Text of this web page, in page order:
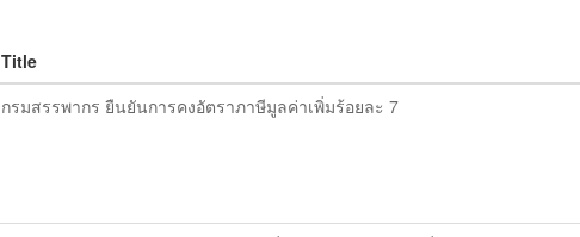
Title
กรมสรรพากร ยืนยันการคงอัตราภาษีมูลค่าเพิ่มร้อยละ 7